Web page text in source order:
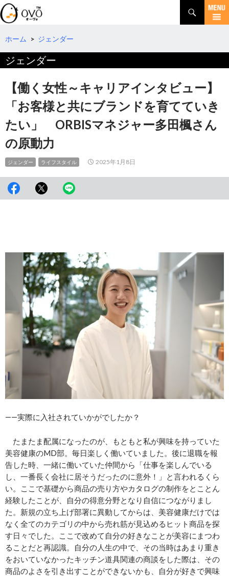
検
索
コ
テ
ツ
へ
ホーム > ジェンダー
ジェンダー
【働く女性～キャリアインタビュー】
「お客様と共にブランドを育てていき
たい」 ORBISマネジャー多田楓さん
の原動力
ジェンダー ライフスタイル 2025年1月8日
――実際に入社されていかがでしたか？
たまたま配属になったのが、もともと私が興味を持っていた
美容健康のMD部。毎日楽しく働いていました。後に退職を報
告した時、一緒に働いていた仲間から「仕事を楽しんでいる
し、一番長く会社に居そうだったのに意外！」と言われるくら
い。ここで基礎から商品の売り方やカタログの制作をとことん
経験したことが、自分の得意分野となり自信につながりまし
た。新規の立ち上げ部署に異動してからは、美容健康だけでは
なく全てのカテゴリの中から売れ筋が見込めるヒット商品を探
す日々でした。ここで改めて自分の好きなことが美容にまつわ
ることだと再認識。自分の人生の中で、その当時はあまり重き
をおいていなかったキッチン道具関連の商談をした際は、その
商品のよさを引き出すことができないかも、自分が好きで興味